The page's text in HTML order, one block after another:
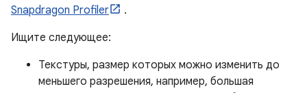
Snapdragon Profiler
.
Ищите следующее:
Текстуры, размер которых можно изменить до
меньшего разрешения, например, большая